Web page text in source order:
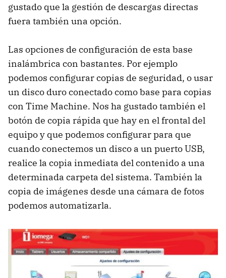
gustado que la gestión de descargas directas
fuera también una opción.
Las opciones de configuración de esta base
inalámbrica con bastantes. Por ejemplo
podemos configurar copias de seguridad, o usar
un disco duro conectado como base para copias
con Time Machine. Nos ha gustado también el
botón de copia rápida que hay en el frontal del
equipo y que podemos configurar para que
cuando conectemos un disco a un puertoUSB,
realice la copia inmediata del contenido a una
determinada carpeta del sistema. También la
copia de imágenes desde una cámara de fotos
podemos automatizarla.